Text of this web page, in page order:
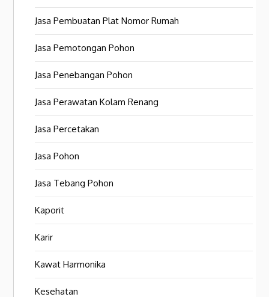
Jasa Pembuatan Plat Nomor Rumah
Jasa Pemotongan Pohon
Jasa Penebangan Pohon
Jasa Perawatan Kolam Renang
Jasa Percetakan
Jasa Pohon
Jasa Tebang Pohon
Kaporit
Karir
Kawat Harmonika
Kesehatan